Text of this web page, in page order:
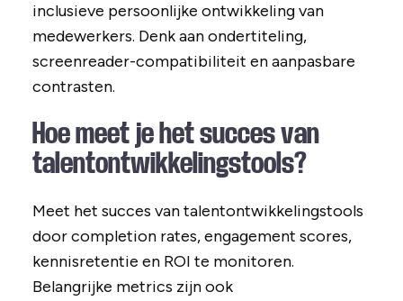
inclusieve persoonlijke ontwikkeling van
medewerkers. Denk aan ondertiteling,
screenreader-compatibiliteit en aanpasbare
contrasten.
Hoe meet je het succes van
talentontwikkelingstools?
Meet het succes van talentontwikkelingstools
door completion rates, engagement scores,
kennisretentie en ROI te monitoren.
Belangrijke metrics zijn ook